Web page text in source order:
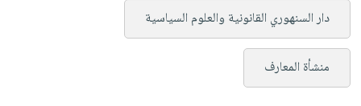
دار السنهوري القانونية والعلوم السياسية
منشأة المعارف